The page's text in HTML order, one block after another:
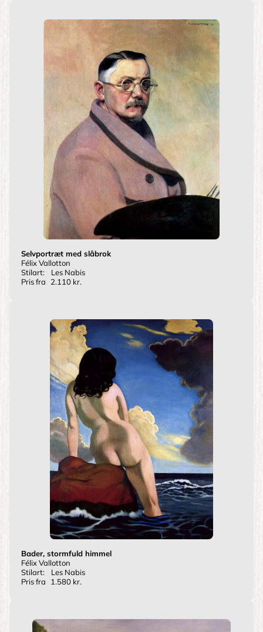
Selvportræt med slåbrok
Félix Vallotton
Stilart:
Les Nabis
Pris fra
2.110 kr.
Bader, stormfuld himmel
Félix Vallotton
Stilart:
Les Nabis
Pris fra
1.580 kr.